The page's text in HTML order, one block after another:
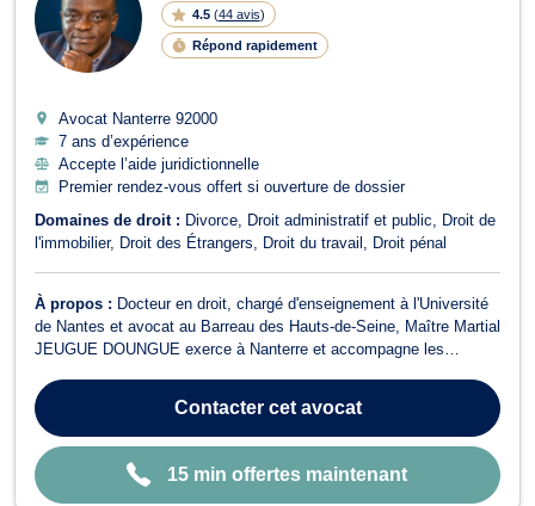
4.5 (44 avis)
Répond rapidement
E
Avocat Nanterre 92000
7 ans d’expérience
Accepte l’aide juridictionnelle
Premier rendez-vous offert si ouverture de dossier
Domaines de droit : Divorce Droit administratif et public
Droit de
l'immobilier
Droit des Étrangers Droit du travail Droit pénal
À propos : Docteur en droit, chargé d'enseignement à l'Université
de Nantes et avocat au Barreau des Hauts-de-Seine, Maître Martial
JEUGUE DOUNGUE exerce à Nanterre et accompagne les
associations confrontés à des problématiques juridiques
complexes ou à des situatio...
Contactercet avocat
15 min offertes maintenant